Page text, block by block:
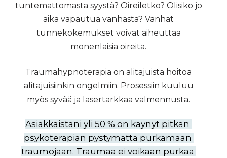
tuntemattomasta syystä? Oireiletko? Olisiko jo
aika vapautua vanhasta? Vanhat
tunnekokemukset voivat aiheuttaa
monenlaisia oireita.
Traumahypnoterapia on alitajuista hoitoa
alitajuisiinkin ongelmiin. Prosessiin kuuluu
myös syvää ja lasertarkkaa valmennusta.
Asiakkaistani yli 50 % on käynyt pitkän
psykoterapian pystymättä purkamaan
traumojaan. Traumaa ei voikaan purkaa